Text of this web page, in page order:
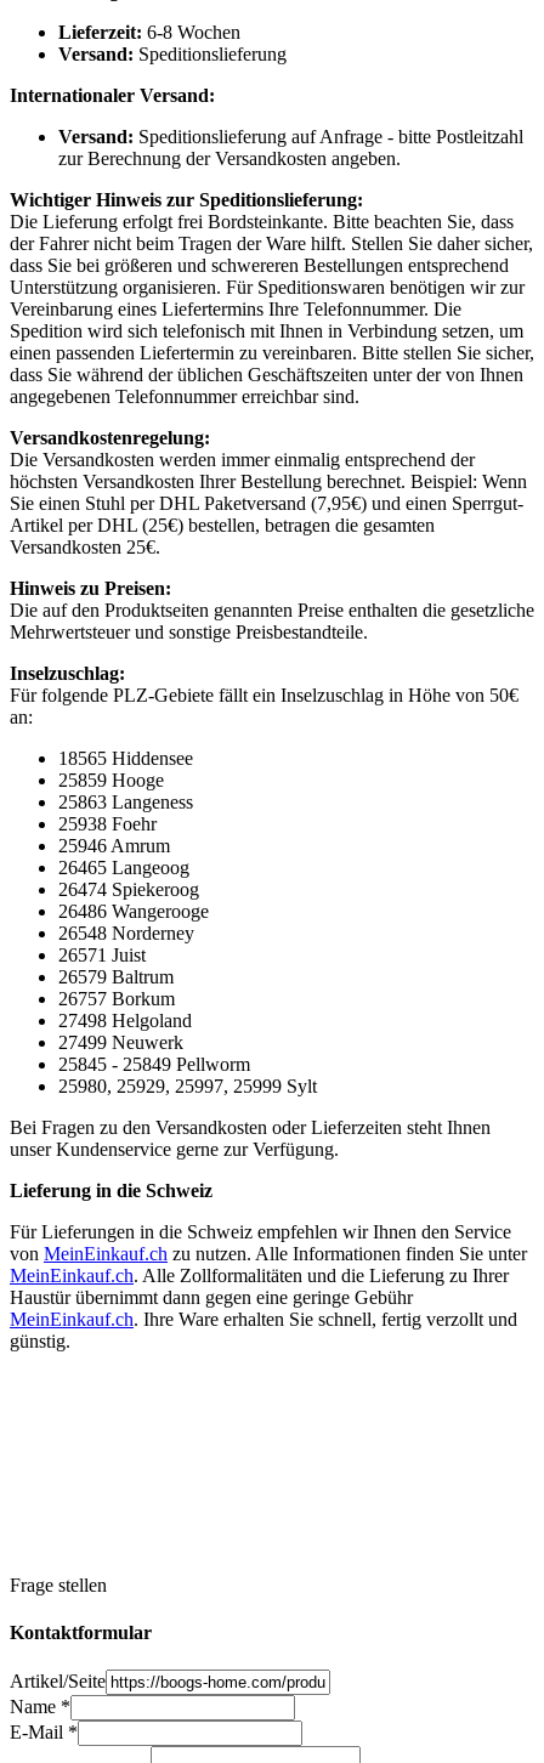
Lieferzeit: 6-8 Wochen
Versand: Speditionslieferung
Internationaler Versand:
Versand: Speditionslieferung auf Anfrage - bitte Postleitzahl
zur Berechnung der Versandkosten angeben.
Wichtiger Hinweis zur Speditionslieferung:
Die Lieferung erfolgt frei Bordsteinkante. Bitte beachten Sie, dass
der Fahrer nicht beim Tragen der Ware hilft. Stellen Sie daher sicher,
dass Sie bei größeren und schwereren Bestellungen entsprechend
Unterstützung organisieren. Für Speditionswaren benötigen wir zur
Vereinbarung eines Liefertermins Ihre Telefonnummer. Die
Spedition wird sich telefonisch mit Ihnen in Verbindung setzen, um
einen passenden Liefertermin zu vereinbaren. Bitte stellen Sie sicher,
dass Sie während der üblichen Geschäftszeiten unter der von Ihnen
angegebenen Telefonnummer erreichbar sind.
Versandkostenregelung:
Die Versandkosten werden immer einmalig entsprechend der
höchsten Versandkosten Ihrer Bestellung berechnet. Beispiel: Wenn
Sie einen Stuhl per DHL Paketversand (7,95€) und einen Sperrgut-
Artikel per DHL (25€) bestellen, betragen die gesamten
Versandkosten 25€.
Hinweis zu Preisen:
Die auf den Produktseiten genannten Preise enthalten die gesetzliche
Mehrwertsteuer und sonstige Preisbestandteile.
Inselzuschlag:
Für folgende PLZ-Gebiete fällt ein Inselzuschlag in Höhe von 50€
an:
18565 Hiddensee
25859 Hooge
25863 Langeness
25938 Foehr
25946 Amrum
26465 Langeoog
26474 Spiekeroog
26486 Wangerooge
26548 Norderney
26571 Juist
26579 Baltrum
26757 Borkum
27498 Helgoland
27499 Neuwerk
25845 - 25849 Pellworm
25980, 25929, 25997, 25999 Sylt
Bei Fragen zu den Versandkosten oder Lieferzeiten steht Ihnen
unser Kundenservice gerne zur Verfügung.
Lieferung in die Schweiz
Für Lieferungen in die Schweiz empfehlen wir Ihnen den Service
von MeinEinkauf.ch zu nutzen. Alle Informationen finden Sie unter
MeinEinkauf.ch. Alle Zollformalitäten und die Lieferung zu Ihrer
Haustür übernimmt dann gegen eine geringe Gebühr
MeinEinkauf.ch. Ihre Ware erhalten Sie schnell, fertig verzollt und
günstig.
Frage stellen
Kontaktformular
Artikel/Seite
Name *
E-Mail *